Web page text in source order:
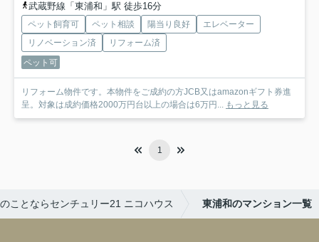
武蔵野線「東浦和」駅 徒歩16分
ペット飼育可 ペット相談 陽当り良好
エレベーター
リノベーション済
リフォーム済
ペット可
リフォーム物件です。本物件をご成約の方JCB又はamazonギフト券進
呈。対象は成約価格2000万円台以上の場合は6万円... もっと見る
1
ことならセンチュリー21 ニコハウス 東浦和のマンション一覧